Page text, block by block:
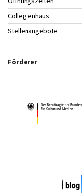
Collegienhaus
Stellenangebote
Förderer